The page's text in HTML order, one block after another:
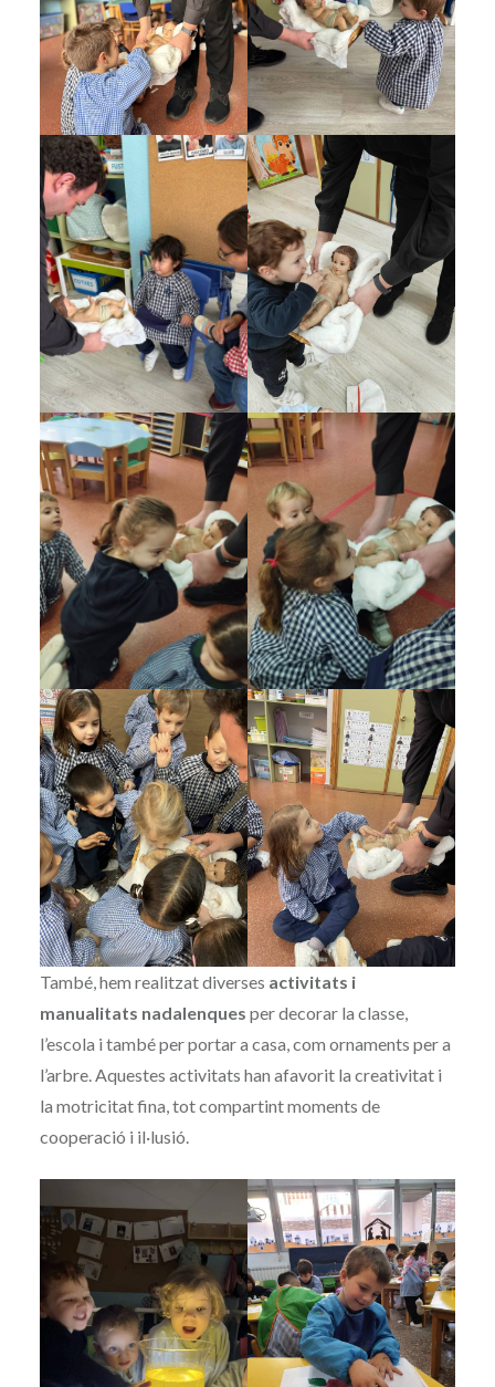
També, hem realitzat diverses activitats i
manualitats nadalenques per decorar la classe,
l’escola i també per portar a casa, com ornaments per a
l’arbre. Aquestes activitats han afavorit la creativitat i
la motricitat fina, tot compartint moments de
cooperació i il·lusió.